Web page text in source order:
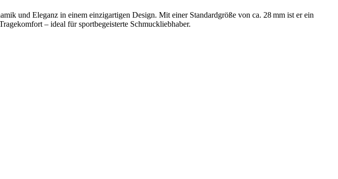
und Eleganz in einem einzigartigen Design. Mit einer Standardgröße von ca. 28 mm ist er ein
– ideal für sportbegeisterte Schmuckliebhaber.